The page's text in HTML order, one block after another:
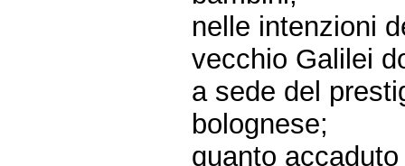
nelle intenzioni
vecchio Galilei
a sede del
bolognese;
quanto